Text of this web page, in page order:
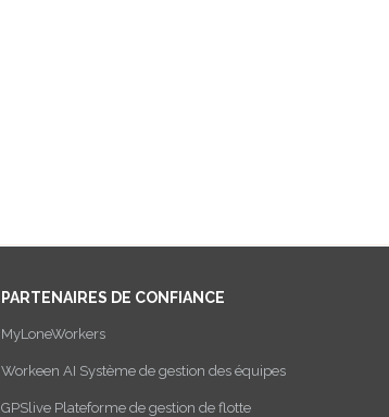
PARTENAIRES DE CONFIANCE
MyLoneWorkers
Workeen AI Système de gestion des équipes
GPSlive Plateforme de gestion de flotte